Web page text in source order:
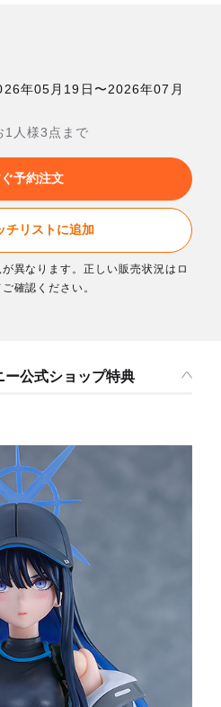
年05月19日〜2026年07月
人様3点まで
予約注文
チリストに追加
異なります。正しい販売状況はロ
確認ください。
ー公式ショップ特典